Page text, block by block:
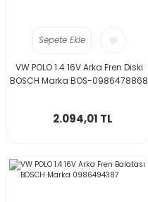
Sepete Ekle
VW POLO 1.4 16V Arka Fren Diski
BOSCH Marka BOS-0986478868
2.094,01 TL